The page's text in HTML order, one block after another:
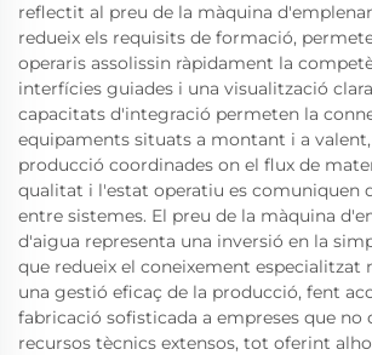
reflectit al preu de la màquina
redueix els requisits de formació,
operaris assolissin ràpidament la
interfícies guiades i una visualització
capacitats d'integració permeten la
equipaments situats a montant i a
producció coordinades on el flux de
qualitat i l'estat operatiu es comuniquen
entre sistemes. El preu de la màquina
d'aigua representa una inversió en la
que redueix el coneixement especialitzat
una gestió eficaç de la producció, fent
fabricació sofisticada a empreses que no
recursos tècnics extensos, tot oferint